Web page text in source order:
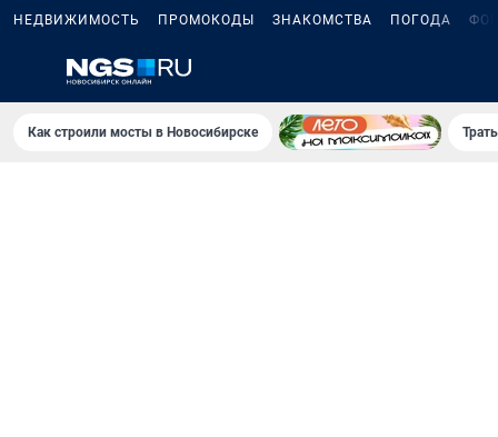
НЕДВИЖИМОСТЬ ПРОМОКОДЫ ЗНАКОМСТВА ПОГОДА
Как строили мосты в Новосибирске